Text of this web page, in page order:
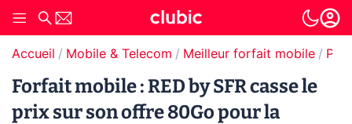
Accueil Mobile & Telecom Meilleur forfait mobile
Forfait mobile : RED by SFR casse le
prix sur son offre 80Go pour la